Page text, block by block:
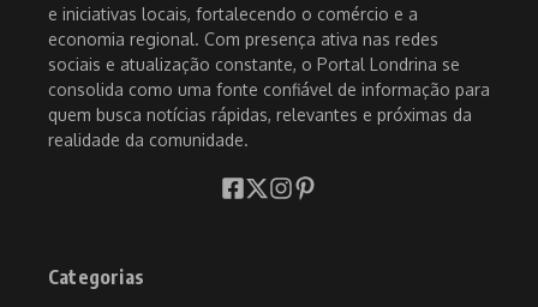
e iniciativas locais, fortalecendo o comércio e a
economia regional. Com presença ativa nas redes
sociais e atualização constante, o Portal Londrina se
consolida como uma fonte confiável de informação para
quem busca notícias rápidas, relevantes e próximas da
realidade da comunidade.
Categorias